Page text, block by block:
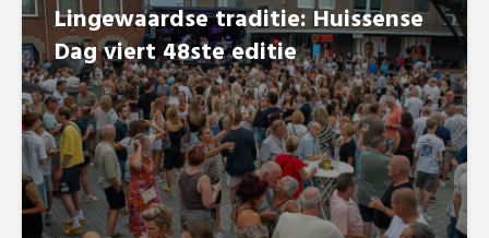
Lingewaardse traditie: Huissense
Dag viert 48ste editie